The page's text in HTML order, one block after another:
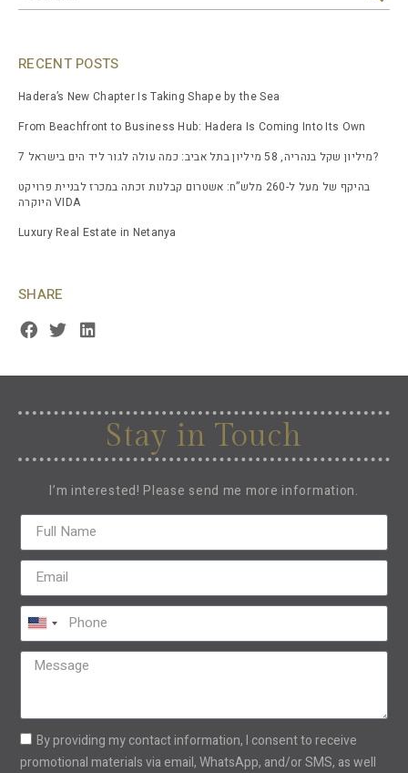
RECENT POSTS
Hadera’s New Chapter Is Taking Shape by the Sea
From Beachfront to Business Hub: Hadera Is Coming Into Its Own
7 מיליון שקל בנהריה, 58 מיליון בתל אביב: כמה עולה לגור ליד הים בישראל?
בהיקף של מעל ל-260 מלש”ח: אשטרום קבלנות זכתה במכרז לבניית פרויקט
היוקרה VIDA
Luxury Real Estate in Netanya
SHARE
Stay in Touch
I’m interested! Please send me more information.
United
States
+1
By providing my contact information, I consent to receive
promotional materials via email, WhatsApp, and/or SMS, as well